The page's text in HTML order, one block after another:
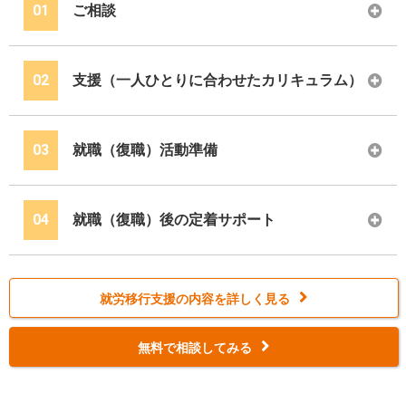
01 ご相談
02 支援（一人ひとりに合わせたカリキュラム）
03 就職（復職）活動準備
04 就職（復職）後の定着サポート
就労移行支援の内容を詳しく見る
無料で相談してみる